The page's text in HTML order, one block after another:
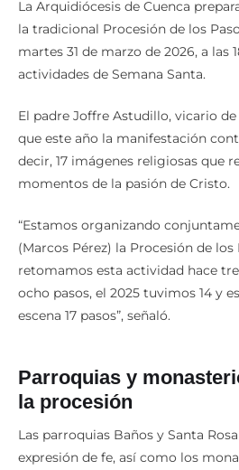
La Arquidiócesis de Cuenca
la tradicional Procesión de los
martes 31 de marzo de 2026, a las
actividades de Semana Santa.
El padre Joffre Astudillo, vicario
que este año la manifestación
decir, 17 imágenes religiosas que
momentos de la pasión de Cristo.
“Estamos organizando
(Marcos Pérez) la Procesión de los
retomamos esta actividad hace
ocho pasos, el 2025 tuvimos 14 y
escena 17 pasos”, señaló.
Parroquias y
la procesión
Las parroquias Baños y Santa
expresión de fe, así como los